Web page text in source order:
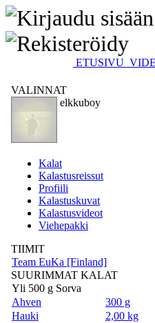
ETUSIVU
VALINNAT
elkkuboy
Kalat
Kalastusreissut
Profiili
Kalastuskuvat
Kalastusvideot
Viehepakki
TIIMIT
Team EuKa [Finland]
SUURIMMAT KALAT
Yli 500 g Sorva
Ahven
300 g
Hauki
2,00 kg